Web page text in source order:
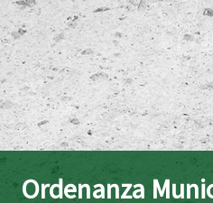
Ordenanza